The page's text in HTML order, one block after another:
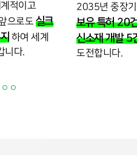
적이고
으로도 실크
하여 세계
니다.
2035년 중장
보유 특허 20
신소재 개발 5
도전합니다.